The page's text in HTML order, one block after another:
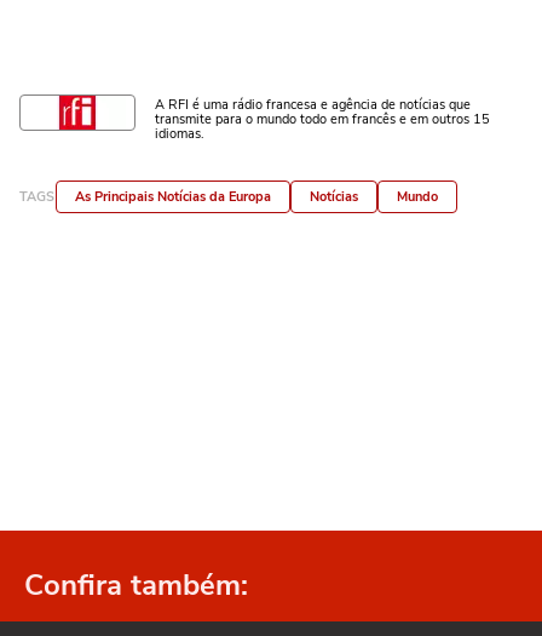
A RFI é uma rádio francesa e agência de notícias que
transmite para o mundo todo em francês e em outros 15
idiomas.
TAGS As Principais Notícias da Europa Notícias Mundo
Confira também: